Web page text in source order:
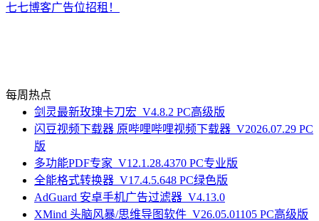
七七博客广告位招租！
每周热点
剑灵最新玫瑰卡刀宏_V4.8.2 PC高级版
闪豆视频下载器 原哔哩哔哩视频下载器_V2026.07.29 PC
版
多功能PDF专家_V12.1.28.4370 PC专业版
全能格式转换器_V17.4.5.648 PC绿色版
AdGuard 安卓手机广告过滤器_V4.13.0
XMind 头脑风暴/思维导图软件_V26.05.01105 PC高级版